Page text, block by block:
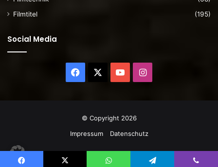
Filmtitel
(195)
Social Media
Facebook YouTubeInstagram
© Copyright 2026
Impressum
Datenschutz